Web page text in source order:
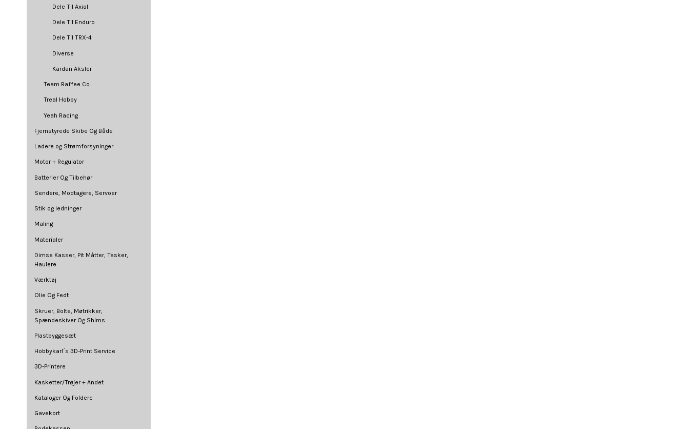
Dele Til Axial
Dele Til Enduro
Dele Til TRX-4
Diverse
Kardan Aksler
Team Raffee Co.
Treal Hobby
Yeah Racing
Fjernstyrede Skibe Og Både
Ladere og Strømforsyninger
Motor + Regulator
Batterier Og Tilbehør
Sendere, Modtagere, Servoer
Stik og ledninger
Maling
Materialer
Dimse Kasser, Pit Måtter, Tasker,
Haulere
Værktøj
Olie Og Fedt
Skruer, Bolte, Møtrikker,
Spændeskiver Og Shims
Plastbyggesæt
Hobbykarl´s 3D-Print Service
3D-Printere
Kasketter/Trøjer + Andet
Kataloger Og Foldere
Gavekort